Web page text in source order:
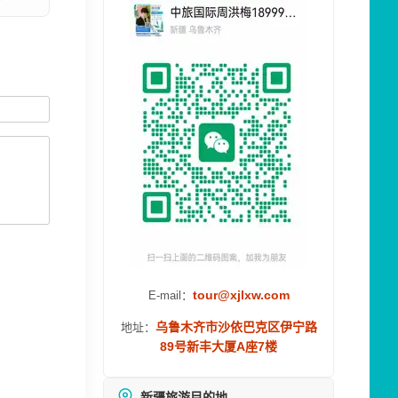
E-mail： tour@xjlxw.com
地址： 乌鲁木齐市沙依巴克区伊宁路
89号新丰大厦A座7楼